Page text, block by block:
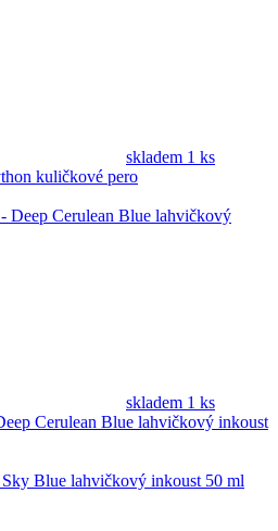
skladem 1 ks
kuličkové pero
skladem 1 ks
Cerulean Blue lahvičkový inkoust